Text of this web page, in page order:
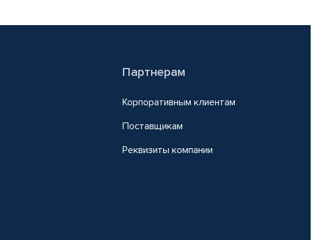
Партнерам
Корпоративным клиентам
Поставщикам
Реквизиты компании